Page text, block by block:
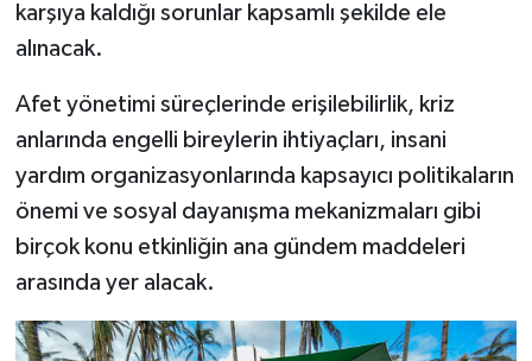
karşıya kaldığı sorunlar kapsamlı şekilde ele
alınacak.
Afet yönetimi süreçlerinde erişilebilirlik, kriz
anlarında engelli bireylerin ihtiyaçları, insani
yardım organizasyonlarında kapsayıcı politikaların
önemi ve sosyal dayanışma mekanizmaları gibi
birçok konu etkinliğin ana gündem maddeleri
arasında yer alacak.